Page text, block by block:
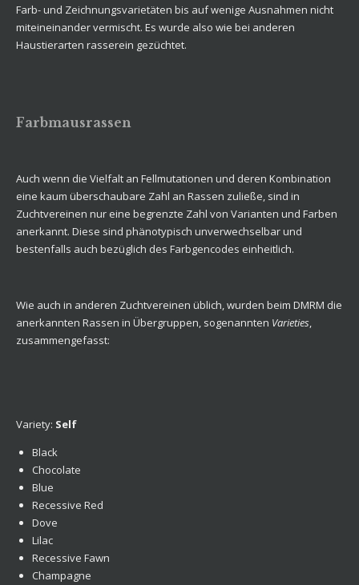
Farb- und Zeichnungsvarietäten bis auf wenige Ausnahmen nicht
miteineinander vermischt. Es wurde also wie bei anderen
Haustierarten rasserein gezüchtet.
Farbmausrassen
Auch wenn die Vielfalt an Fellmutationen und deren Kombination
eine kaum überschaubare Zahl an Rassen zuließe, sind in
Zuchtvereinen nur eine begrenzte Zahl von Varianten und Farben
anerkannt. Diese sind phänotypisch unverwechselbar und
bestenfalls auch bezüglich des Farbgencodes einheitlich.
Wie auch in anderen Zuchtvereinen üblich, wurden beim DMRM die
anerkannten Rassen in Übergruppen, sogenannten Varieties,
zusammengefasst:
Variety: Self
Black
Chocolate
Blue
Recessive Red
Dove
Lilac
Recessive Fawn
Champagne